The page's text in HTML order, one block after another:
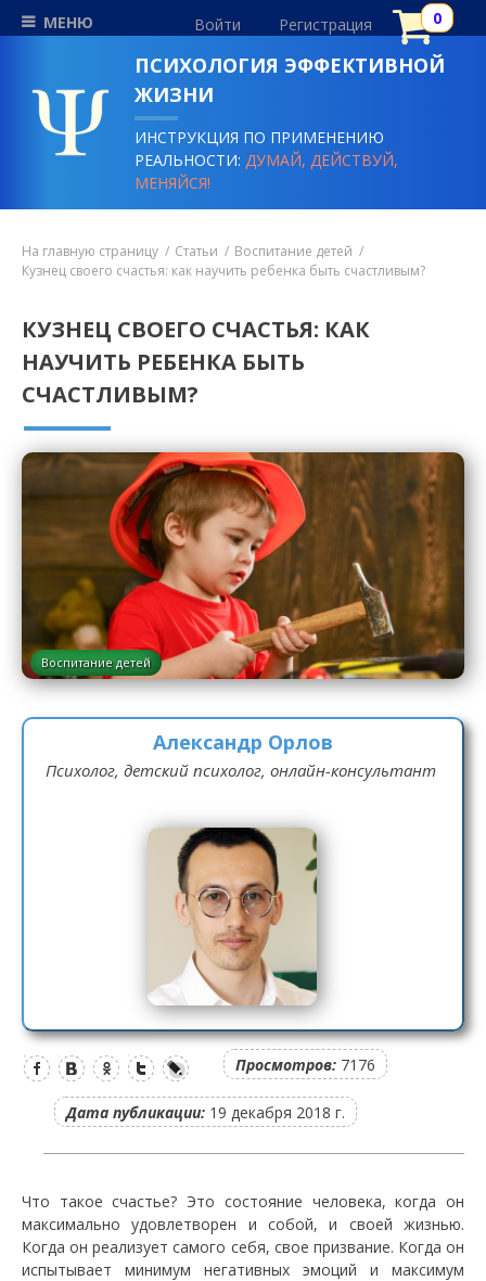
МЕНЮ Войти Регистрация
ПСИХОЛОГИЯ ЭФФЕКТИВНОЙ
ЖИЗНИ
ИНСТРУКЦИЯ ПО ПРИМЕНЕНИЮ
РЕАЛЬНОСТИ:ДУМАЙ, ДЕЙСТВУЙ,
МЕНЯЙСЯ!
На главную страницу Статьи
Воспитание детей
Кузнец своего счастья: как научить ребенка быть счастливым?
КУЗНЕЦ СВОЕГО СЧАСТЬЯ: КАК
НАУЧИТЬ РЕБЕНКА БЫТЬ
СЧАСТЛИВЫМ?
Воспитание детей
Александр Орлов
Психолог, детский психолог, онлайн-консультант
Просмотров: 7176
Дата публикации: 19 декабря 2018 г.
Что такое счастье? Это состояние человека, когда он
максимально удовлетворен и собой, и своей жизнью.
Когда он реализует самого себя, свое призвание. Когда он
испытывает минимум негативных эмоций и максимум